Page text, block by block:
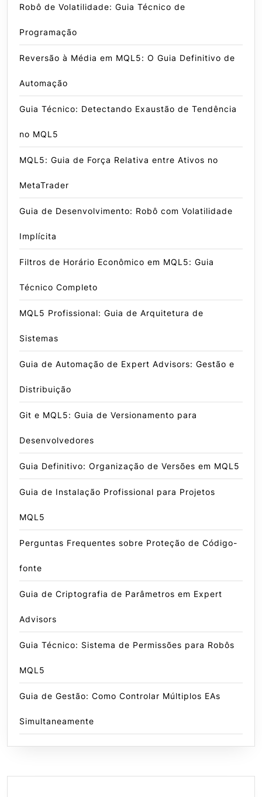
Robô de Volatilidade: Guia Técnico de
Programação
Reversão à Média em MQL5: O Guia Definitivo de
Automação
Guia Técnico: Detectando Exaustão de Tendência
no MQL5
MQL5: Guia de Força Relativa entre Ativos no
MetaTrader
Guia de Desenvolvimento: Robô com Volatilidade
Implícita
Filtros de Horário Econômico em MQL5: Guia
Técnico Completo
MQL5 Profissional: Guia de Arquitetura de
Sistemas
Guia de Automação de Expert Advisors: Gestão e
Distribuição
Git e MQL5: Guia de Versionamento para
Desenvolvedores
Guia Definitivo: Organização de Versões em MQL5
Guia de Instalação Profissional para Projetos
MQL5
Perguntas Frequentes sobre Proteção de Código-
fonte
Guia de Criptografia de Parâmetros em Expert
Advisors
Guia Técnico: Sistema de Permissões para Robôs
MQL5
Guia de Gestão: Como Controlar Múltiplos EAs
Simultaneamente